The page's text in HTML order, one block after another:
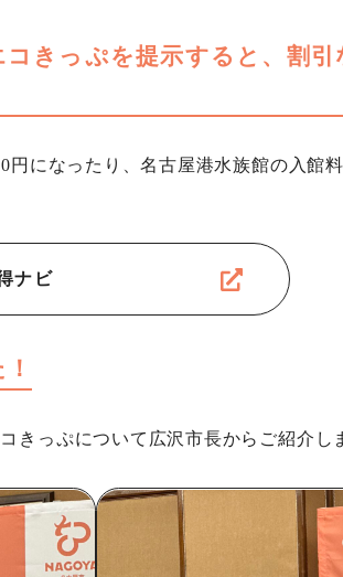
きっぷを提示すると、割
になったり、名古屋港水族館の入館
ナビ
きっぷについて広沢市長からご紹介し